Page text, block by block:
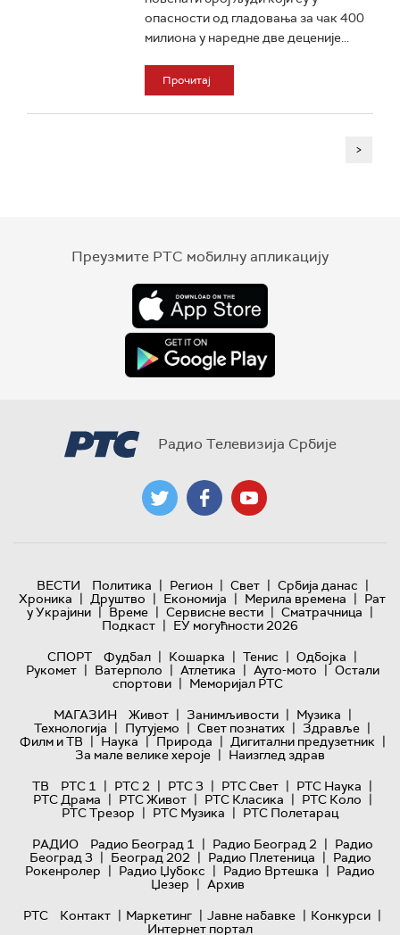
опасности од гладовања за чак 400
милиона у наредне две деценије...
Прочитај
>
Преузмите РТС мобилну апликацију
Радио Телевизија Србије
ВЕСТИ Политика | Регион | Свет | Србија данас |
Хроника | Друштво | Економија | Мерила времена | Рат
у Украјини | Време | Сервисне вести | Сматрачница |
Подкаст | ЕУ могућности 2026
СПОРТ
Фудбал | Кошарка | Тенис | Одбојка |
Рукомет | Ватерполо | Атлетика | Ауто-мото | Остали
спортови | Меморијал РТС
МАГАЗИН
Живот | Занимљивости | Музика |
Технологијa | Путујемо | Свет познатих | Здравље |
Филм и ТВ | Наука | Природа | Дигитални предузетник |
За мале велике хероје | Наизглед здрав
ТВ
РТС 1 | РТС 2 | РТС 3 | РТС Свет | РТС Наука |
РТС Драма | РТС Живот | РТС Класика | РТС Коло |
РТС Трезор | РТС Музика | РТС Полетарац
РАДИО
Радио Београд 1 | Радио Београд 2 | Радио
Београд 3 | Београд 202 | Радио Плетеница | Радио
Рокенролер | Радио Џубокс | Радио Вртешка | Радио
Џезер | Архив
РТС
Контакт | Маркетинг | Јавне набавке | Конкурси |
Интернет портал